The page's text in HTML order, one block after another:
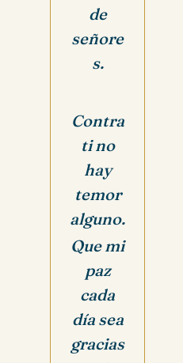
de
señore
s.
Contra
ti no
hay
temor
alguno.
Que mi
paz
cada
día sea
gracias